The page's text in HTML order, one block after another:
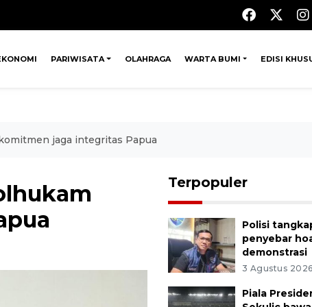
PARIWISATA OLAHRAGA WARTA BUMI EDISI
jaga integritas Papua
Terpopuler
Polisi
penyebar
demonstrasi
3 Agustus 2026
Piala